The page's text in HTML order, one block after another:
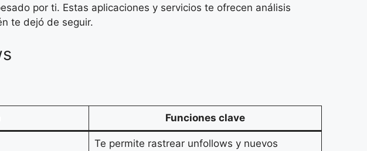
por ti. Estas aplicaciones y servicios te ofrecen análisis
te dejó de seguir.
Funciones clave
Te permite rastrear unfollows y nuevos